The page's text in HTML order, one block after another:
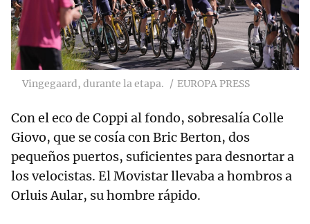
Vingegaard, durante la etapa. EUROPA PRESS
Con el eco de Coppi al fondo, sobresalía Colle
Giovo, que se cosía con Bric Berton, dos
pequeños puertos, suficientes para desnortar a
los velocistas. El Movistar llevaba a hombros a
Orluis Aular, su hombre rápido.